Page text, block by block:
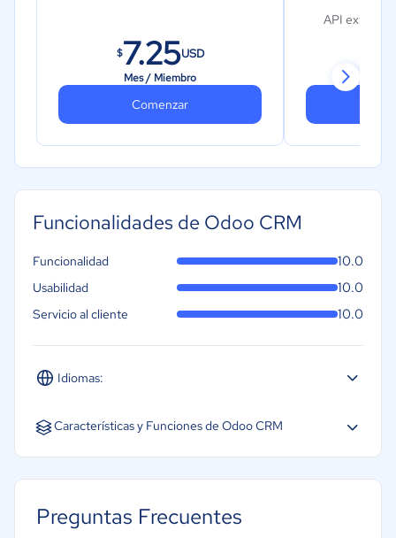
$7.25USD
Mes / Miembro
Comenzar
API externa
Funcionalidades de Odoo CRM
Idiomas:
Español Inglés Portugués
Funcionalidad 10.0
Usabilidad 10.0
Servicio al cliente 10.0
Características y Funciones de Odoo CRM
Integración de automatización de marketing
Preguntas Frecuentes